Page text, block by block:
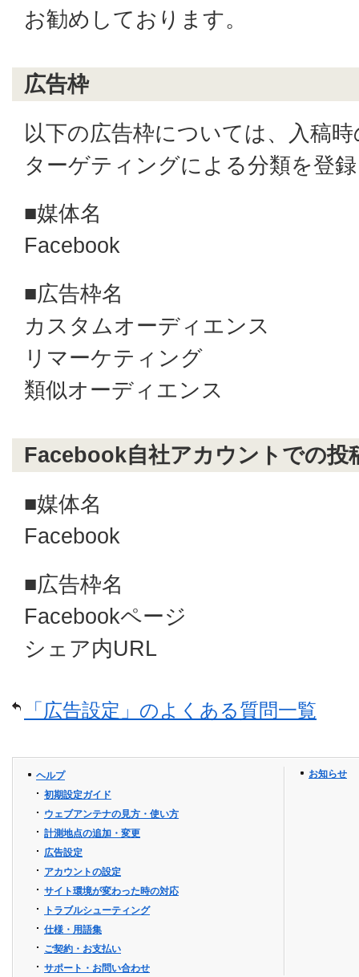
お勧めしております。
広告枠
以下の広告枠については、入稿
ターゲティングによる分類を登
■媒体名
Facebook
■広告枠名
カスタムオーディエンス
リマーケティング
類似オーディエンス
Facebook自社アカウントでの投
■媒体名
Facebook
■広告枠名
Facebookページ
シェア内URL
「広告設定」のよくある質問一覧
ヘルプ
初期設定ガイド
ウェブアンテナの見方・使い方
計測地点の追加・変更
広告設定
アカウントの設定
サイト環境が変わった時の対応
トラブルシューティング
仕様・用語集
ご契約・お支払い
サポート・お問い合わせ
お知らせ